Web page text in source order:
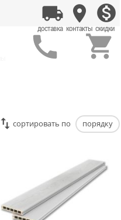
 
cортировать по порядку